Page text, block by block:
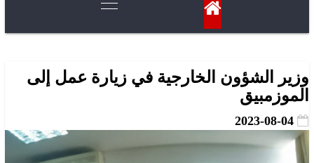
وزير الشؤون الخارجية في زيارة عمل إلى
الموزمبيق
2023-08-04